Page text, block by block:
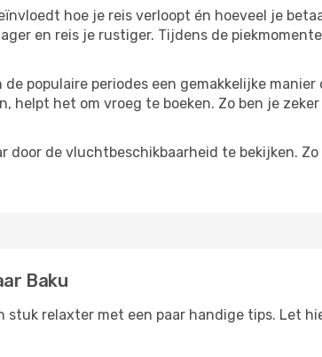
hoe je reis verloopt én hoeveel je
en reis je rustiger. Tijdens de
populaire periodes een gemakkelijke
helpt het om vroeg te boeken. Zo ben je
door de vluchtbeschikbaarheid te bekijken.
Baku
relaxter met een paar handige tips. Let